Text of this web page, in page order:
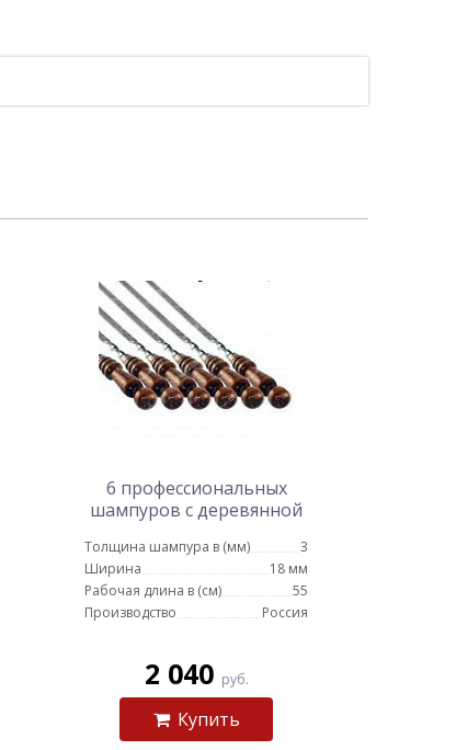
6 профессиональных
шампуров с деревянной
Толщина шампура в (мм)
3
Ширина
18 мм
Рабочая длина в (см)
55
Производство
Россия
2 040 руб.
Купить